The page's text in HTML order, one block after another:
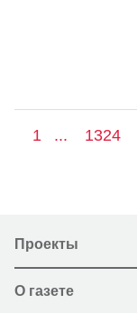
1 ... 1324
Проекты
О газете